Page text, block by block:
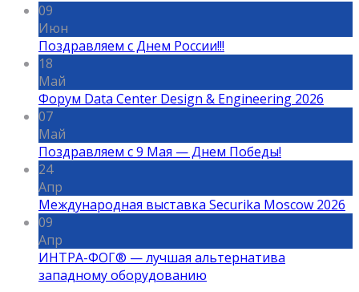
09
Июн
Поздравляем с Днем России!!!
18
Май
Форум Data Center Design & Engineering 2026
07
Май
Поздравляем с 9 Мая — Днем Победы!
24
Апр
Международная выставка Securika Moscow 2026
09
Апр
ИНТРА-ФОГ® — лучшая альтернатива
западному оборудованию